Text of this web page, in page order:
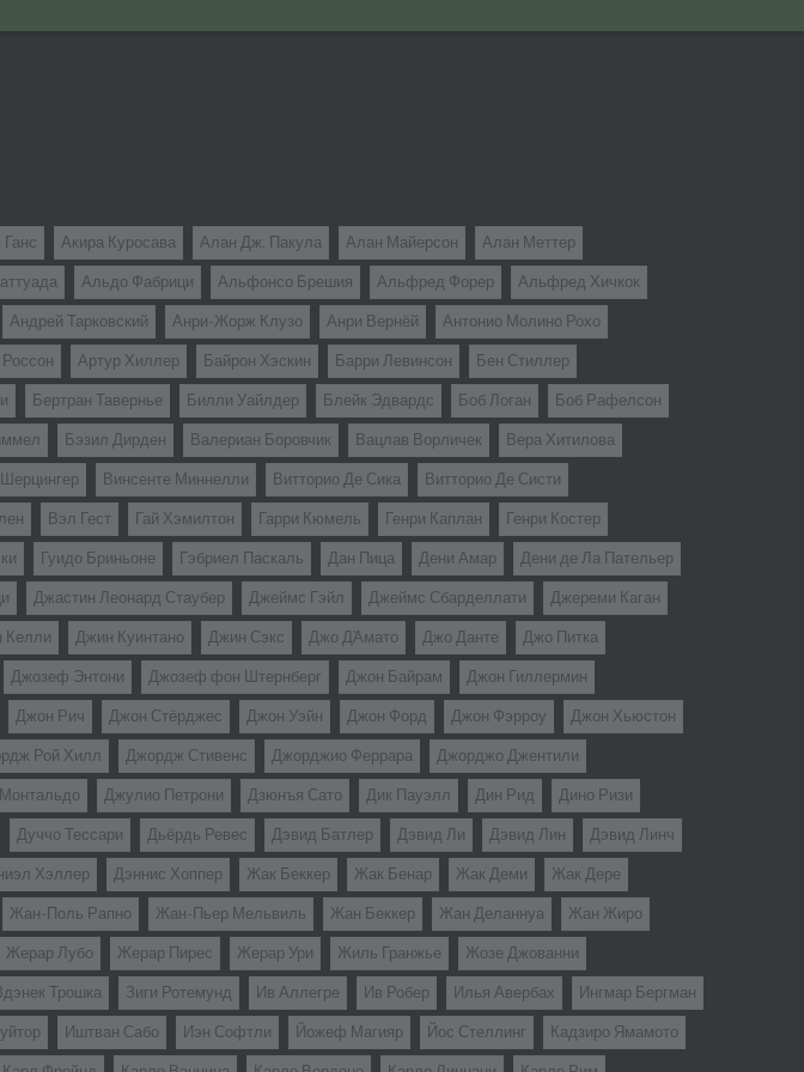
Акира Куросава Алан Дж. Пакула Алан Майерсон Алан Меттер
Альдо Фабрици Альфонсо Брешия Альфред Форер Альфред Хичкок
Андрей Тарковский Анри-Жорж Клузо Анри Вернёй Антонио Молино Рохо
Артур Хиллер Байрон Хэскин Барри Левинсон Бен Стиллер
Бертран Тавернье Билли Уайлдер Блейк Эдвардс Боб Логан Боб Рафелсон
Бэзил Дирден Валериан Боровчик Вацлав Ворличек Вера Хитилова
Винсенте Миннелли Витторио Де Сика Витторио Де Систи
Вэл Гест Гай Хэмилтон Гарри Кюмель Генри Каплан Генри Костер
Гуидо Бриньоне Гэбриел Паскаль Дан Пица Дени Амар Дени де Ла Пательер
Джастин Леонард Стаубер Джеймс Гэйл Джеймс Сбарделлати Джереми Каган
Келли Джин Куинтано Джин Сэкс Джо Д`Амато Джо Данте Джо Питка
Джозеф Энтони Джозеф фон Штернберг Джон Байрам Джон Гиллермин
Джон Рич Джон Стёрджес Джон Уэйн Джон Форд Джон Фэрроу Джон Хьюстон
Рой Хилл Джордж Стивенс Джорджио Феррара Джорджо Джентили
Джулио Петрони Дзюнъя Сато Дик Пауэлл Дин Рид Дино Ризи
Дуччо Тессари Дьёрдь Ревес Дэвид Батлер Дэвид Ли Дэвид Лин Дэвид Линч
Хэллер Дэннис Хоппер Жак Беккер Жак Бенар Жак Деми Жак Дере
Жан-Поль Рапно Жан-Пьер Мельвиль Жан Беккер Жан Деланнуа Жан Жиро
Жерар Лубо Жерар Пирес Жерар Ури Жиль Гранжье Жозе Джованни
Трошка Зиги Ротемунд Ив Аллегре Ив Робер Илья Авербах Ингмар Бергман
Иштван Сабо Иэн Софтли Йожеф Магияр Йос Стеллинг Кадзиро Ямамото